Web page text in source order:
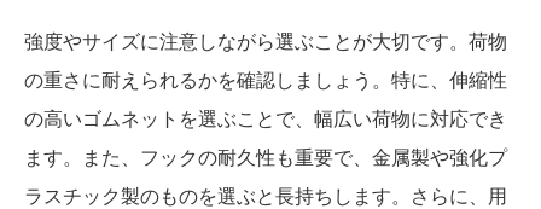
強度やサイズに注意しながら選ぶことが大切です。荷物
の重さに耐えられるかを確認しましょう。特に、伸縮性
の高いゴムネットを選ぶことで、幅広い荷物に対応でき
ます。また、フックの耐久性も重要で、金属製や強化プ
ラスチック製のものを選ぶと長持ちします。さらに、用